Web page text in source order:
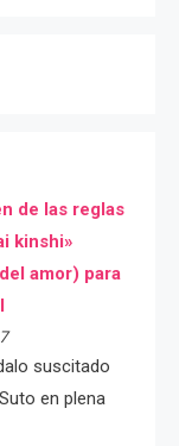
de las reglas
kinshi»
amor) para
suscitado
en plena